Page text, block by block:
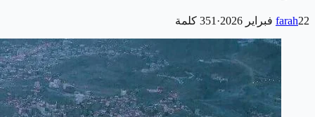
farah22 فبراير 2026 ·
351 كلمة